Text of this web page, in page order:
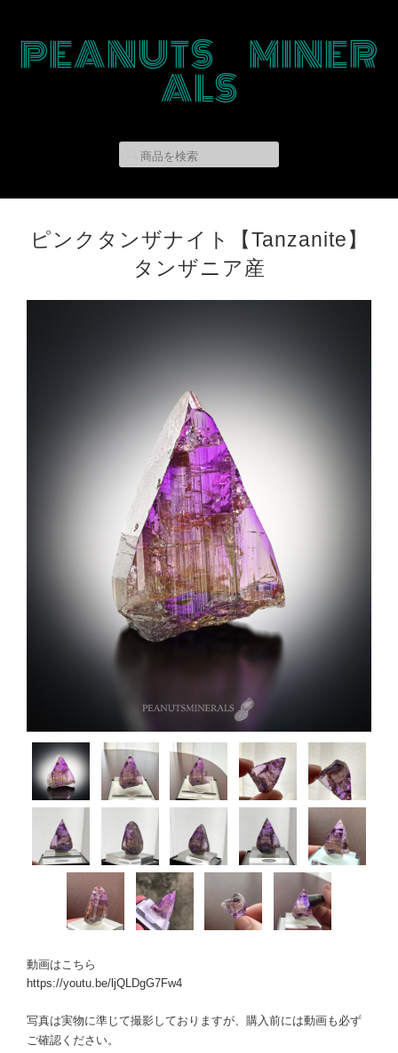
PEANUTS MINER
ALS
ピンクタンザナイト【Tanzanite】
タンザニア産
動画はこちら
https://youtu.be/ljQLDgG7Fw4
写真は実物に準じて撮影しておりますが、購入前には動画も必ず
ご確認ください。